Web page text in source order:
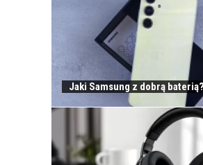
Jaki Samsung z dobrą